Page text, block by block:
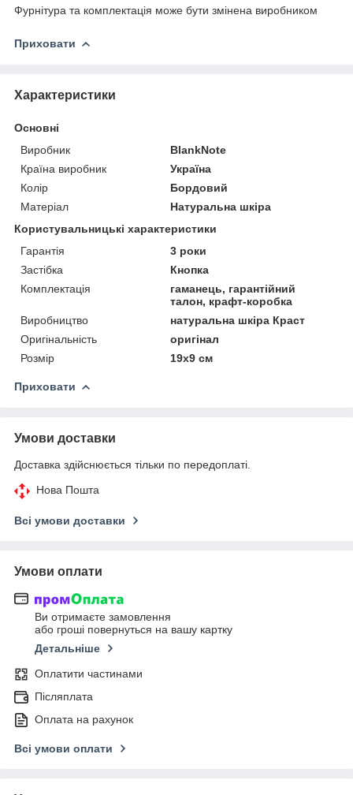
Фурнітура та комплектація може бути змінена виробником
Приховати
Характеристики
Основні
Виробник
BlankNote
Країна виробник
Україна
Колір
Бордовий
Матеріал
Натуральна шкіра
Користувальницькі характеристики
Гарантія
3 роки
Застібка
Кнопка
Комплектація
гаманець, гарантійний
талон, крафт-коробка
Виробництво
натуральна шкіра Краст
Оригінальність
оригінал
Розмір
19x9 см
Приховати
Умови доставки
Доставка здійснюється тільки по передоплаті.
Нова Пошта
Всі умови доставки
Умови оплати
Ви отримаєте замовлення
або гроші повернуться на вашу картку
Детальніше
Оплатити частинами
Післяплата
Оплата на рахунок
Всі умови оплати